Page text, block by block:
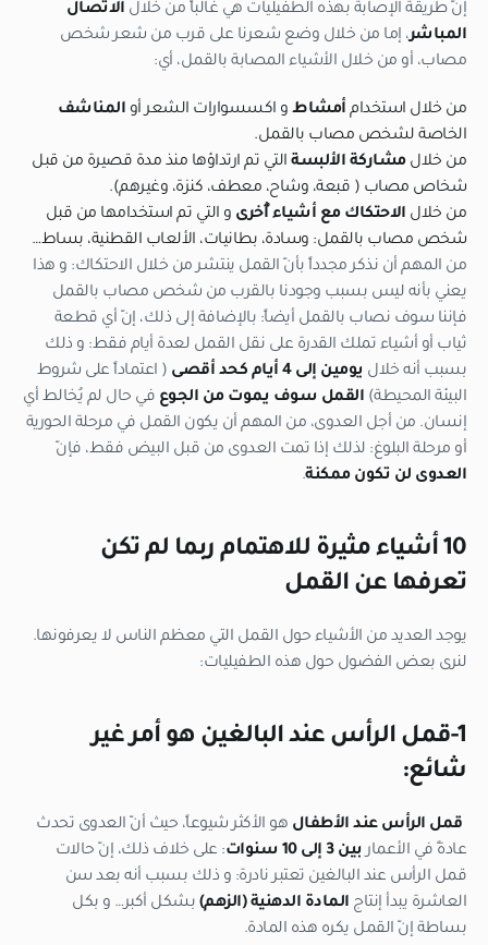
إنّ طريقة الإصابة بهذه الطفيليات هي غالباً من خلال الاتصال
المباشر، إما من خلال وضع شعرنا على قرب من شعر شخص
مصاب، أو من خلال الأشياء المصابة بالقمل، أي:
من خلال استخدام أمشاط و اكسسوارات الشعر أو المناشف
الخاصة لشخص مصاب بالقمل.
من خلالمشاركة الألبسة التي تم ارتداؤها منذ مدة قصيرة من قبل
شخاص مصاب ( قبعة، وشاح، معطف، كنزة، وغيرهم).
من خلال الاحتكاك مع أشياء أٌخرى و التي تم استخدامها من قبل
شخص مصاب بالقمل: وسادة، بطانيات، الألعاب القطنية، بساط…
من المهم أن نذكر مجدداً بأنّ القمل ينتشر من خلال الاحتكاك: و هذا
يعني بأنه ليس بسبب وجودنا بالقرب من شخص مصاب بالقمل
فإننا سوف نصاب بالقمل أيضاً: بالإضافة إلى ذلك، إنّ أي قطعة
ثياب أو أشياء تملك القدرة على نقل القمل لعدة أيام فقط: و ذلك
بسبب أنه خلال يومين إلى 4 أيام كحد أقصى
( اعتماداً على شروط
البيئة المحيطة) القمل سوف يموت من الجوع في حال لم يُخالط أي
إنسان. من أجل العدوى، من المهم أن يكون القمل في مرحلة الحورية
أو مرحلة البلوغ: لذلك إذا تمت العدوى من قبل البيض فقط، فإنّ
العدوى لن تكون ممكنة.
10 أشياء مثيرة للاهتمام ربما لم تكن
تعرفها عن القمل
يوجد العديد من الأشياء حول القمل التي معظم الناس لا يعرفونها.
لنرى بعض الفضول حول هذه الطفيليات:
1-قمل الرأس عند البالغين هو أمر غير
شائع:
قمل الرأس عند الأطفال هو الأكثر شيوعاً، حيث أنّ العدوى تحدث
عادةً في الأعمار بين 3 إلى 10 سنوات
: على خلاف ذلك، إنّ حالات
قمل الرأس عند البالغين تعتبر نادرة: و ذلك بسبب أنه بعد سن
العاشرة يبدأ إنتاج المادة الدهنية (الزهم) بشكل أكبر… و بكل
بساطة إنّ القمل يكره هذه المادة.